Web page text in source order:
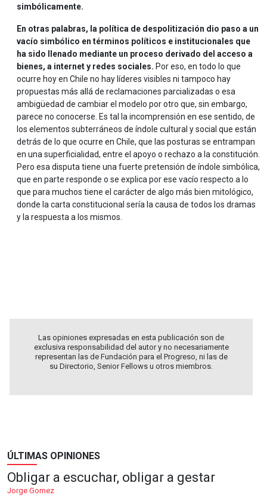
simbólicamente.
En otras palabras, la política de despolitización dio paso a un
vacío simbólico en términos políticos e institucionales que
ha sido llenado mediante un proceso derivado del acceso a
bienes, a internet y redes sociales. Por eso, en todo lo que
ocurre hoy en Chile no hay líderes visibles ni tampoco hay
propuestas más allá de reclamaciones parcializadas o esa
ambigüedad de cambiar el modelo por otro que, sin embargo,
parece no conocerse. Es tal la incomprensión en ese sentido, de
los elementos subterráneos de índole cultural y social que están
detrás de lo que ocurre en Chile, que las posturas se entrampan
en una superficialidad, entre el apoyo o rechazo a la constitución.
Pero esa disputa tiene una fuerte pretensión de índole simbólica,
que en parte responde o se explica por ese vacío respecto a lo
que para muchos tiene el carácter de algo más bien mitológico,
donde la carta constitucional sería la causa de todos los dramas
y la respuesta a los mismos.
Las opiniones expresadas en esta publicación son de
exclusiva responsabilidad del autor y no necesariamente
representan las de Fundación para el Progreso, ni las de
su Directorio, Senior Fellows u otros miembros.
ÚLTIMAS OPINIONES
Obligar a escuchar, obligar a gestar
Jorge Gomez